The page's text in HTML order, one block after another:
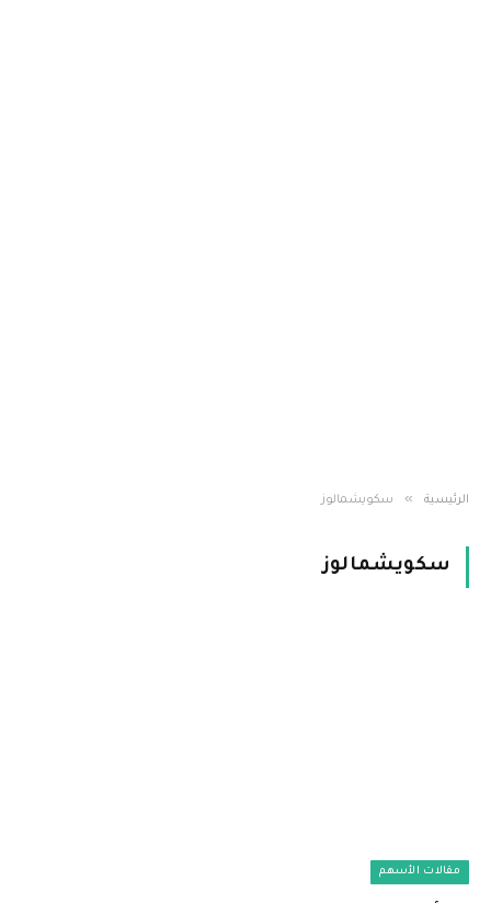
الرئيسية » سكويشمالوز
سكويشمالوز
مقالات الأسهم